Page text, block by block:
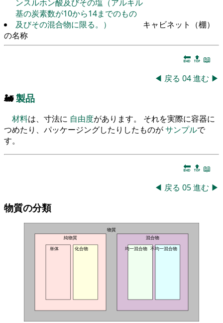
ンスルホン酸及びその塩（アルキル
基の炭素数が10から14までのもの
及びその混合物に限る。）
キャビネット（棚）
の名称
🔚 🔝 📖
◀ 戻る 04進む ▶
🚂製品
材料は、寸法に 自由度があります。 それを実際に容器に
つめたり、パッケージングしたりしたものがサンプルで
す。
🔚 🔝 📖
◀ 戻る 05進む ▶
物質の分類
物質
純物質
単体
化合物
混合物
均一混合物 不均一混合物